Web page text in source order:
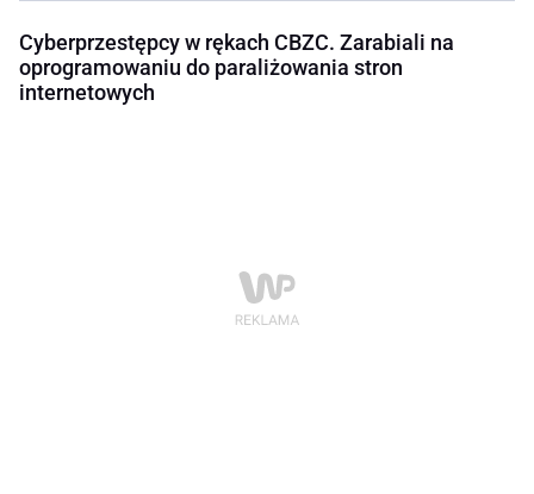
Cyberprzestępcy w rękach CBZC. Zarabiali na
oprogramowaniu do paraliżowania stron
internetowych